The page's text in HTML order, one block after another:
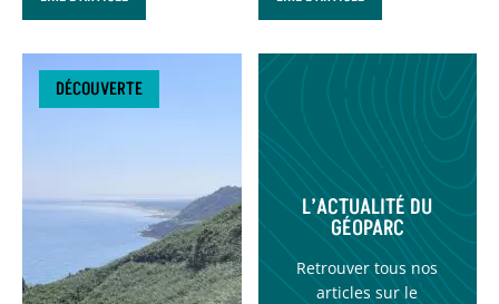
DÉCOUVERTE
L’ACTUALITÉ DU
GÉOPARC
Retrouver tous nos
articles sur le